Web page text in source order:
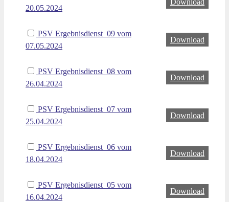
20.05.2024
PSV Ergebnisdienst_09 vom
07.05.2024
Download
PSV Ergebnisdienst_08 vom
26.04.2024
Download
PSV Ergebnisdienst_07 vom
25.04.2024
Download
PSV Ergebnisdienst_06 vom
18.04.2024
Download
PSV Ergebnisdienst_05 vom
16.04.2024
Download